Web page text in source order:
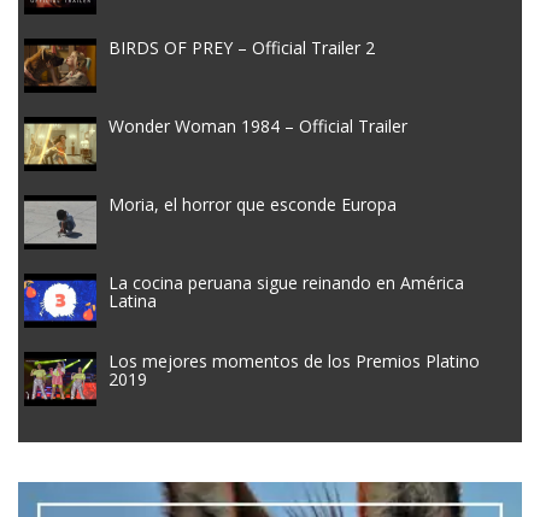
BIRDS OF PREY – Official Trailer 2
Wonder Woman 1984 – Official Trailer
Moria, el horror que esconde Europa
La cocina peruana sigue reinando en América
Latina
Los mejores momentos de los Premios Platino
2019